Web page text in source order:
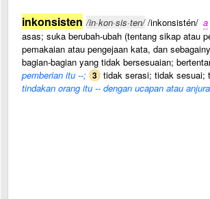
inkonsisten /in·kon·sis·ten//inkonsistén/ a
asas; suka berubah-ubah (tentang sikap atau
pemakaian atau pengejaan kata, dan
bagian-bagian yang tidak bersesuaian;
pemberian itu --; 3 tidak serasi; tidak sesuai;
tindakan orang itu -- dengan ucapan atau